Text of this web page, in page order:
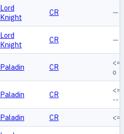
Lord
Knight
CR —
Lord
Knight
CR —
Paladin CR
o
Paladin CR
--
Paladin CR